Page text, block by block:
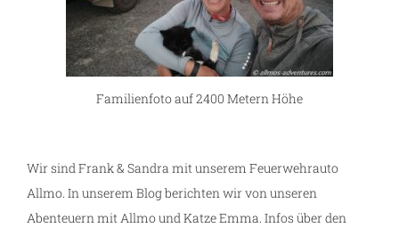
Familienfoto auf 2400 Metern Höhe
Wir sind Frank & Sandra mit unserem Feuerwehrauto
Allmo. In unserem Blog berichten wir von unseren
Abenteuern mit Allmo und Katze Emma. Infos über den